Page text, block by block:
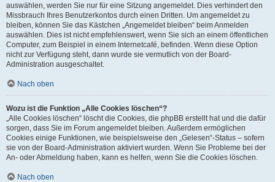
auswählen, werden Sie nur für eine Sitzung angemeldet. Dies verhindert den
Missbrauch Ihres Benutzerkontos durch einen Dritten. Um angemeldet zu
bleiben, können Sie das Kästchen „Angemeldet bleiben“ beim Anmelden
auswählen. Dies ist nicht empfehlenswert, wenn Sie sich an einem öffentlichen
Computer, zum Beispiel in einem Internetcafé, befinden. Wenn diese Option
nicht zur Verfügung steht, dann wurde sie vermutlich von der Board-
Administration ausgeschaltet.
Nach oben
Wozu ist die Funktion „Alle Cookies löschen“?
„Alle Cookies löschen“ löscht die Cookies, die phpBB erstellt hat und die dafür
sorgen, dass Sie im Forum angemeldet bleiben. Außerdem ermöglichen
Cookies einige Funktionen, wie beispielsweise den „Gelesen“-Status – sofern
sie von der Board-Administration aktiviert wurden. Wenn Sie Probleme bei der
An- oder Abmeldung haben, kann es helfen, wenn Sie die Cookies löschen.
Nach oben